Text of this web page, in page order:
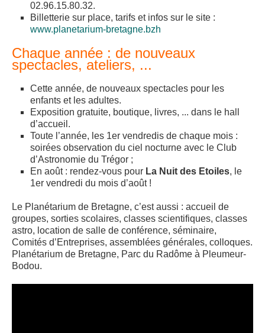
02.96.15.80.32.
Billetterie sur place, tarifs et infos sur le site :
www.planetarium-bretagne.bzh
Chaque année : de nouveaux
spectacles, ateliers, ...
Cette année, de nouveaux spectacles pour les
enfants et les adultes.
Exposition gratuite, boutique, livres, ... dans le hall
d’accueil.
Toute l’année, les 1er vendredis de chaque mois :
soirées observation du ciel nocturne avec le Club
d’Astronomie du Trégor ;
En août : rendez-vous pour La Nuit des Etoiles, le
1er vendredi du mois d’août !
Le Planétarium de Bretagne, c’est aussi : accueil de
groupes, sorties scolaires, classes scientifiques, classes
astro, location de salle de conférence, séminaire,
Comités d’Entreprises, assemblées générales, colloques.
Planétarium de Bretagne, Parc du Radôme à Pleumeur-
Bodou.